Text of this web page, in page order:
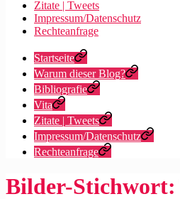
Zitate | Tweets
Impressum/Datenschutz
Rechteanfrage
Startseite
Warum dieser Blog?
Bibliografie
Vita
Zitate | Tweets
Impressum/Datenschutz
Rechteanfrage
Bilder-Stichwort: